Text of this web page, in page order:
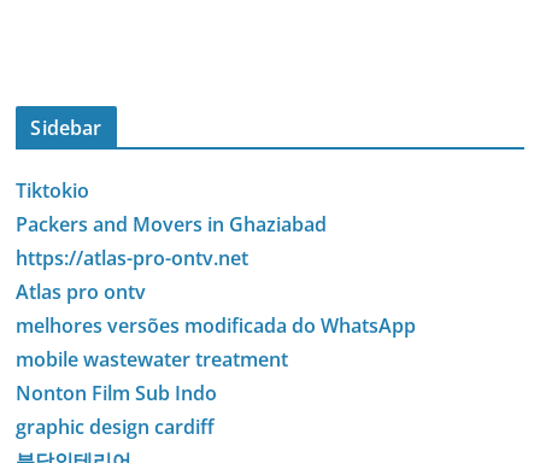
Sidebar
Tiktokio
Packers and Movers in Ghaziabad
https://atlas-pro-ontv.net
Atlas pro ontv
melhores versões modificada do WhatsApp
mobile wastewater treatment
Nonton Film Sub Indo
graphic design cardiff